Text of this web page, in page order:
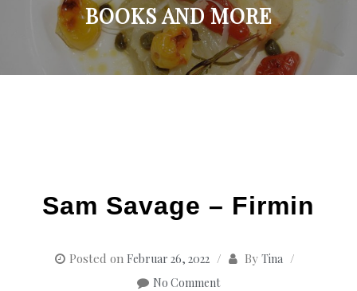
BOOKS AND MORE
Sam Savage – Firmin
Posted on Februar 26, 2022 By Tina
No Comment